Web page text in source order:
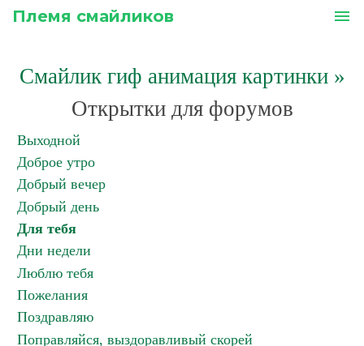
Племя смайликов menu
Смайлик гиф анимация картинки»
Открытки для форумов
Выходной
Доброе утро
Добрый вечер
Добрый день
Для тебя
Дни недели
Люблю тебя
Пожелания
Поздравляю
Поправляйся, выздоравливый скорей